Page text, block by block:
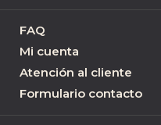
FAQ
Mi cuenta
Atención al cliente
Formulario contacto